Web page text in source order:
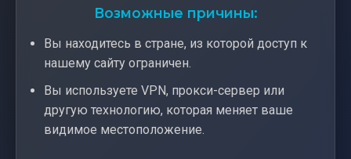
Возможные причины:
Вы находитесь в стране, из которой доступ к
нашему сайту ограничен.
Вы используете VPN, прокси-сервер или
другую технологию, которая меняет ваше
видимое местоположение.